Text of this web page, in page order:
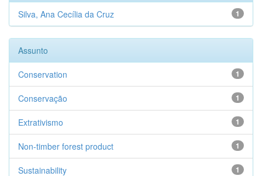
1
Silva, Ana Cecília da Cruz
Assunto
1
Conservation
1
Conservação
1
Extrativismo
1
Non-timber forest product
1
Sustainability